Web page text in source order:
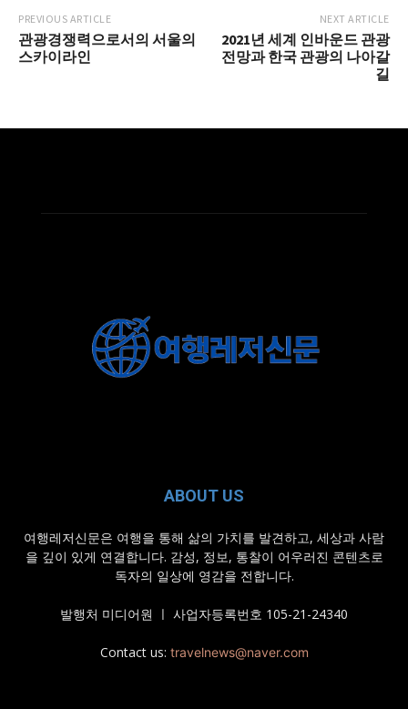
PREVIOUS ARTICLE
관광경쟁력으로서의 서울의
스카이라인
NEXT ARTICLE
2021년 세계 인바운드 관광
전망과 한국 관광의 나아갈
길
ABOUT US
여행레저신문은 여행을 통해 삶의 가치를 발견하고, 세상과 사람
을 깊이 있게 연결합니다. 감성, 정보, 통찰이 어우러진 콘텐츠로
독자의 일상에 영감을 전합니다.
발행처 미디어원 ㅣ 사업자등록번호 105-21-24340
Contact us: travelnews@naver.com